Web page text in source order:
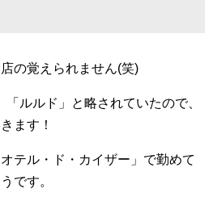
の覚えられません(笑)
ルルド」と略されていたので、
ます！
テル・ド・カイザー」で勤めて
です。